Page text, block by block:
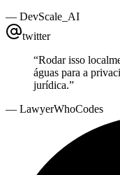
— DevScale_AI
twitter
“Rodar isso
águas para a
jurídica.”
— LawyerWhoCodes